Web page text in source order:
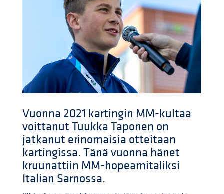
Vuonna 2021 kartingin MM-kultaa
voittanut Tuukka Taponen on
jatkanut erinomaisia otteitaan
kartingissa. Tänä vuonna hänet
kruunattiin MM-hopeamitaliksi
Italian Sarnossa.